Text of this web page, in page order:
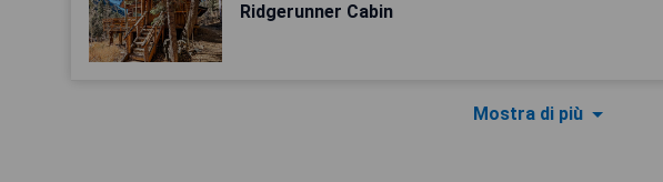
Ridgerunner Cabin
Mostra di più